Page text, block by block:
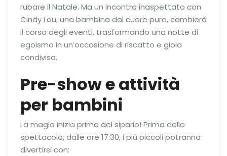
rubare il Natale. Ma un incontro inaspettato con
Cindy Lou, una bambina dal cuore puro, cambierà
il corso degli eventi, trasformando una notte di
egoismo in un’occasione di riscatto e gioia
condivisa.
Pre-show e attività
per bambini
La magia inizia prima del sipario! Prima dello
spettacolo, dalle ore 17:30, i più piccoli potranno
divertirsi con: